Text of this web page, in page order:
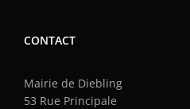
CONTACT
Mairie de Diebling
53 Rue Principale